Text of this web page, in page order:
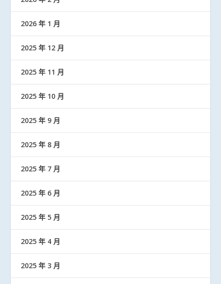
2026 年 1 月
2025 年 12 月
2025 年 11 月
2025 年 10 月
2025 年 9 月
2025 年 8 月
2025 年 7 月
2025 年 6 月
2025 年 5 月
2025 年 4 月
2025 年 3 月